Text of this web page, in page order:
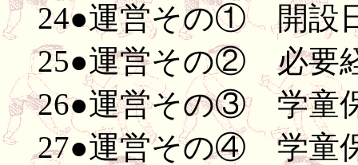
24●運営その① 開設
25●運営その② 必要
26●運営その③ 学童保
27●運営その④ 学童